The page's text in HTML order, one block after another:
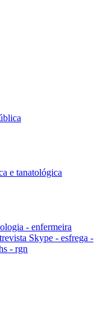
e tanatológica
- enfermeira
Skype - esfrega -
- rgn